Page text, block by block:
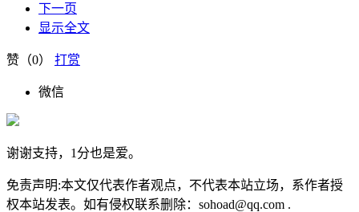
下一页
显示全文
赞（0） 打赏
微信
谢谢支持，1分也是爱。
免责声明:本文仅代表作者观点，不代表本站立场，系作者授
权本站发表。如有侵权联系删除：sohoad@qq.com .